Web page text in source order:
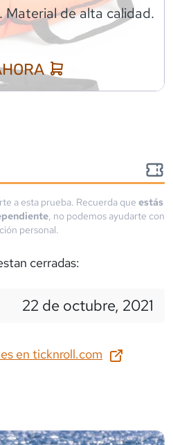
Material de alta calidad.
a esta prueba. Recuerda que estás
, no podemos ayudarte con
personal.
cerradas:
22 de octubre, 2021
en ticknroll.com